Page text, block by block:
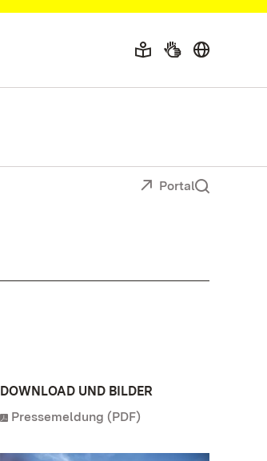
Portal
DOWNLOAD UND BILDER
Pressemeldung (PDF)